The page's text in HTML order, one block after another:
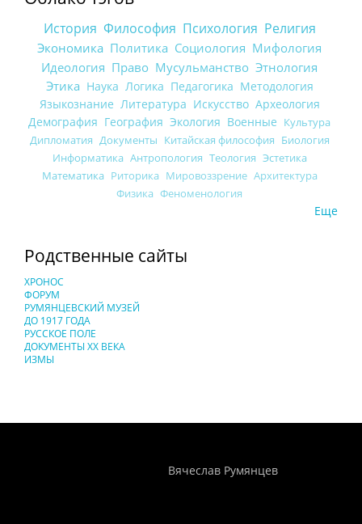
История Философия Психология Религия
Экономика Политика Социология Мифология
Идеология Право Мусульманство Этнология
Этика Наука Логика Педагогика Методология
Языкознание Литература Искусство Археология
Демография География Экология Военные Культура
Дипломатия Документы Китайская философия Биология
Информатика Антропология Теология Эстетика
Математика Риторика Мировоззрение Архитектура
Физика Феноменология
Еще
Родственные сайты
ХРОНОС
ФОРУМ
РУМЯНЦЕВСКИЙ МУЗЕЙ
ДО 1917 ГОДА
РУССКОЕ ПОЛЕ
ДОКУМЕНТЫ XX ВЕКА
ИЗМЫ
Вячеслав Румянцев